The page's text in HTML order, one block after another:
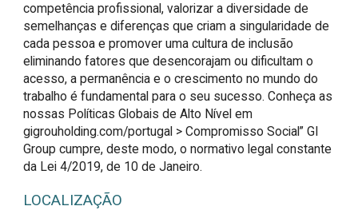
competência profissional, valorizar a diversidade de
semelhanças e diferenças que criam a singularidade de
cada pessoa e promover uma cultura de inclusão
eliminando fatores que desencorajam ou dificultam o
acesso, a permanência e o crescimento no mundo do
trabalho é fundamental para o seu sucesso. Conheça as
nossas Políticas Globais de Alto Nível em
gigrouholding.com/portugal > Compromisso Social” GI
Group cumpre, deste modo, o normativo legal constante
da Lei 4/2019, de 10 de Janeiro.
LOCALIZAÇÃO